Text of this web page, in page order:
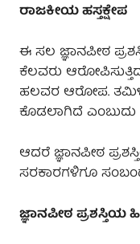
ರಾಜಕೀಯ ಹಸ್ತಕ್ಷೇಪ
ಈ ಸಲ ಜ್ಞಾನಪೀಠ
ಕೆಲವರು
ಹಲವರ ಆರೋಪ.
ಕೊಡಲಾಗಿದೆ
ಆದರೆ ಜ್ಞಾನಪೀಠ
ಸರಕಾರಗಳಿಗೂ
ಜ್ಞಾನಪೀಠ ಪ್ರಶಸ್ತಿಯ